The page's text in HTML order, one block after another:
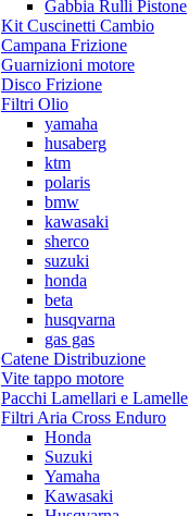
Gabbia Rulli Pistone
Kit Cuscinetti Cambio
Campana Frizione
Guarnizioni motore
Disco Frizione
Filtri Olio
yamaha
husaberg
ktm
polaris
bmw
kawasaki
sherco
suzuki
honda
beta
husqvarna
gas gas
Catene Distribuzione
Vite tappo motore
Pacchi Lamellari e Lamelle
Filtri Aria Cross Enduro
Honda
Suzuki
Yamaha
Kawasaki